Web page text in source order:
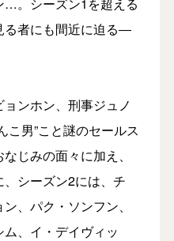
る者にも間近に迫る―
ンホン、刑事ジュノ
こ男”こと謎のセールス
じみの面々に加え、
シーズン2には、チ
、パク・ソンフン、
、イ・デイヴィッ